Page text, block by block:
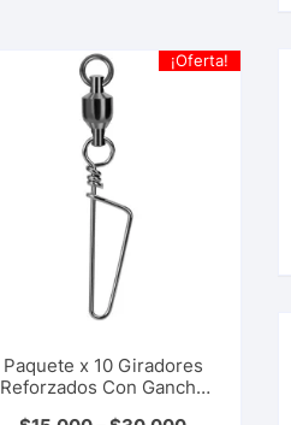
¡Oferta!
Paquete x 10 Giradores
Reforzados Con Gancho